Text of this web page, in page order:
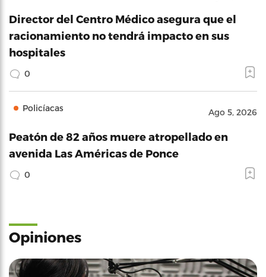
Director del Centro Médico asegura que el
racionamiento no tendrá impacto en sus
hospitales
0
Policíacas Ago 5, 2026
Peatón de 82 años muere atropellado en
avenida Las Américas de Ponce
0
Opiniones